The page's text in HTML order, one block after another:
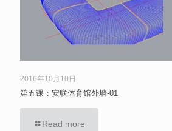
2016年10月10日
第五课：安联体育馆外墙-01
Read more